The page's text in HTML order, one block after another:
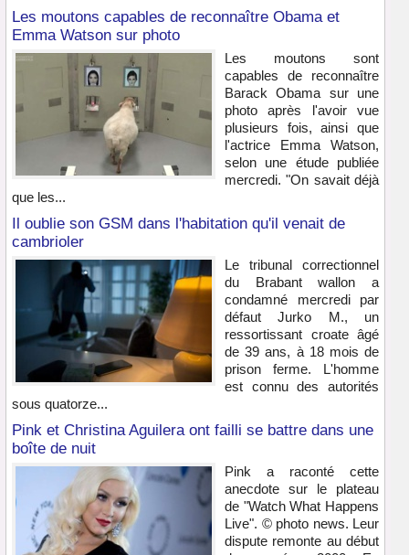
Les moutons capables de reconnaître Obama et
Emma Watson sur photo
Les moutons sont
capables de reconnaître
Barack Obama sur une
photo après l'avoir vue
plusieurs fois, ainsi que
l'actrice Emma Watson,
selon une étude publiée
mercredi. "On savait déjà
que les...
Il oublie son GSM dans l'habitation qu'il venait de
cambrioler
Le tribunal correctionnel
du Brabant wallon a
condamné mercredi par
défaut Jurko M., un
ressortissant croate âgé
de 39 ans, à 18 mois de
prison ferme. L'homme
est connu des autorités
sous quatorze...
Pink et Christina Aguilera ont failli se battre dans une
boîte de nuit
Pink a raconté cette
anecdote sur le plateau
de "Watch What Happens
Live". © photo news. Leur
dispute remonte au début